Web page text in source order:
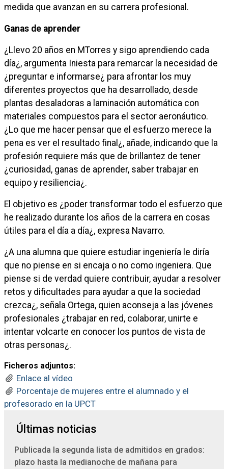
medida que avanzan en su carrera profesional.
Ganas de aprender
¿Llevo 20 años en MTorres y sigo aprendiendo cada
día¿, argumenta Iniesta para remarcar la necesidad de
¿preguntar e informarse¿ para afrontar los muy
diferentes proyectos que ha desarrollado, desde
plantas desaladoras a laminación automática con
materiales compuestos para el sector aeronáutico.
¿Lo que me hacer pensar que el esfuerzo merece la
pena es ver el resultado final¿, añade, indicando que la
profesión requiere más que de brillantez de tener
¿curiosidad, ganas de aprender, saber trabajar en
equipo y resiliencia¿.
El objetivo es ¿poder transformar todo el esfuerzo que
he realizado durante los años de la carrera en cosas
útiles para el día a día¿, expresa Navarro.
¿A una alumna que quiere estudiar ingeniería le diría
que no piense en si encaja o no como ingeniera. Que
piense si de verdad quiere contribuir, ayudar a resolver
retos y dificultades para ayudar a que la sociedad
crezca¿, señala Ortega, quien aconseja a las jóvenes
profesionales ¿trabajar en red, colaborar, unirte e
intentar volcarte en conocer los puntos de vista de
otras personas¿.
Ficheros adjuntos:
Enlace al vídeo
Porcentaje de mujeres entre el alumnado y el
profesorado en la UPCT
Últimas noticias
Publicada la segunda lista de admitidos en grados:
plazo hasta la medianoche de mañana para